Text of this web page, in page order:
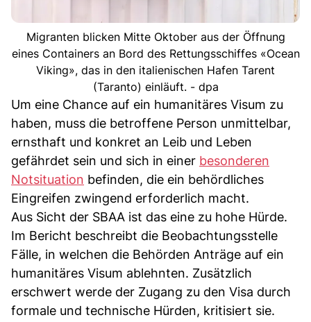
Migranten blicken Mitte Oktober aus der Öffnung
eines Containers an Bord des Rettungsschiffes «Ocean
Viking», das in den italienischen Hafen Tarent
(Taranto) einläuft. - dpa
Um eine Chance auf ein humanitäres Visum zu
haben, muss die betroffene Person unmittelbar,
ernsthaft und konkret an Leib und Leben
gefährdet sein und sich in einer besonderen
Notsituation befinden, die ein behördliches
Eingreifen zwingend erforderlich macht.
Aus Sicht der SBAA ist das eine zu hohe Hürde.
Im Bericht beschreibt die Beobachtungsstelle
Fälle, in welchen die Behörden Anträge auf ein
humanitäres Visum ablehnten. Zusätzlich
erschwert werde der Zugang zu den Visa durch
formale und technische Hürden, kritisiert sie.